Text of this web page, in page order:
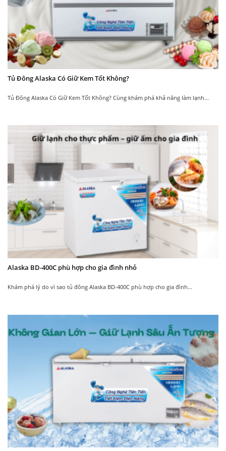
Website:
Alaska Việt Nam
Fanpage:
https://www.facebook.com/
Vận chuyển trong ngày – Miễn phí ship
Địa chỉ:Số 25 – Ngõ 1, Đường Cầu Bươu, X.Tân
Triều, H.Thanh Trì, TP.Hà Nội
Liên hệ tư vấn sản phẩm:0903.228.661
Tủ Đông Alaska Có Giữ Kem Tốt Không?
Tủ Đông Alaska Có Giữ Kem Tốt Không? Cùng khám phá khả năng làm lạnh...
Alaska BD-400C phù hợp cho gia đình nhỏ
Khám phá lý do vì sao tủ đông Alaska BD-400C phù hợp cho gia đình...